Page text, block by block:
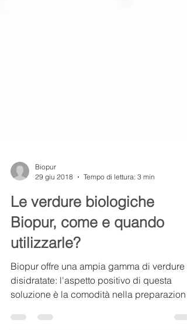
Biopur
29 giu 2018
Tempo di lettura: 3 min
Le verdure biologiche
Biopur, come e quando
utilizzarle?
Biopur offre una ampia gamma di verdure
soluzione è la comodità nella preparazione.